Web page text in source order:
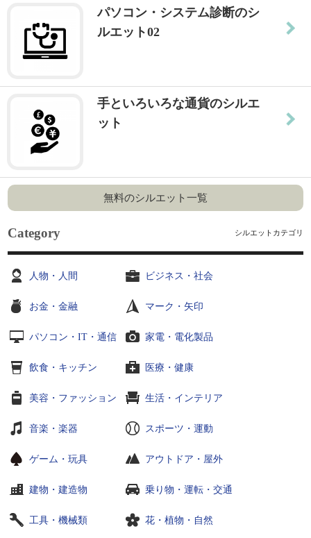
パソコン・システム診断のシ
ルエット02
手といろいろな通貨のシルエ
ット
無料のシルエット一覧
Category シルエットカテゴリ
人物・人間 ビジネス・社会
お金・金融 マーク・矢印
パソコン・IT・通信 家電・電化製品
飲食・キッチン 医療・健康
美容・ファッション 生活・インテリア
音楽・楽器 スポーツ・運動
ゲーム・玩具 アウトドア・屋外
建物・建造物 乗り物・運転・交通
工具・機械類 花・植物・自然